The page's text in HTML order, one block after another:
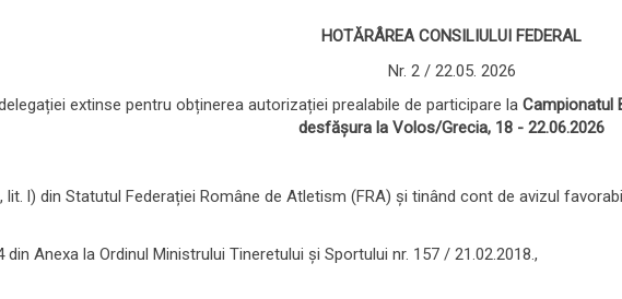
HOTĂRÂREACONSILIULUI FEDERAL
Nr. 2 / 22.05. 2026
extinse pentru obținerea autorizației prealabile de participare la Campionatul
desfășura la Volos/Grecia, 18 - 22.06.2026
lit. l) din Statutul Federației Române de Atletism (FRA) și tinând cont de avizul
Anexa la Ordinul Ministrului Tineretului și Sportului nr. 157 / 21.02.2018.,